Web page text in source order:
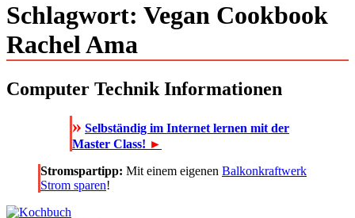
Schlagwort: Vegan Cookbook
Rachel Ama
Computer Technik Informationen
» Selbständig im Internet lernen mit der
Master Class! ►
Stromspartipp: Mit einem eigenen Balkonkraftwerk
Strom sparen!